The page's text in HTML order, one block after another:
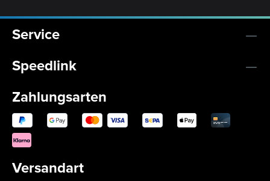
Service
Speedlink
Zahlungsarten
Versandart